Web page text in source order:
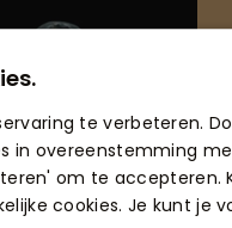
te verbeteren.
in overeenstemming
om te accepteren.
cookies. Je kunt je